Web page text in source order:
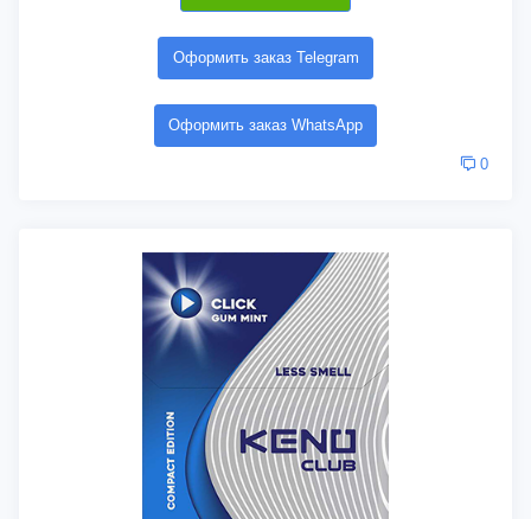
Оформить заказ Telegram
Оформить заказ WhatsApp
0